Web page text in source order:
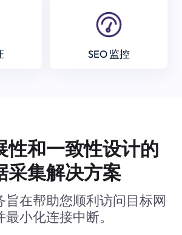
SEO 监控
性和一致性设计的
采集解决方案
旨在帮助您顺利访问目标网
最小化连接中断。